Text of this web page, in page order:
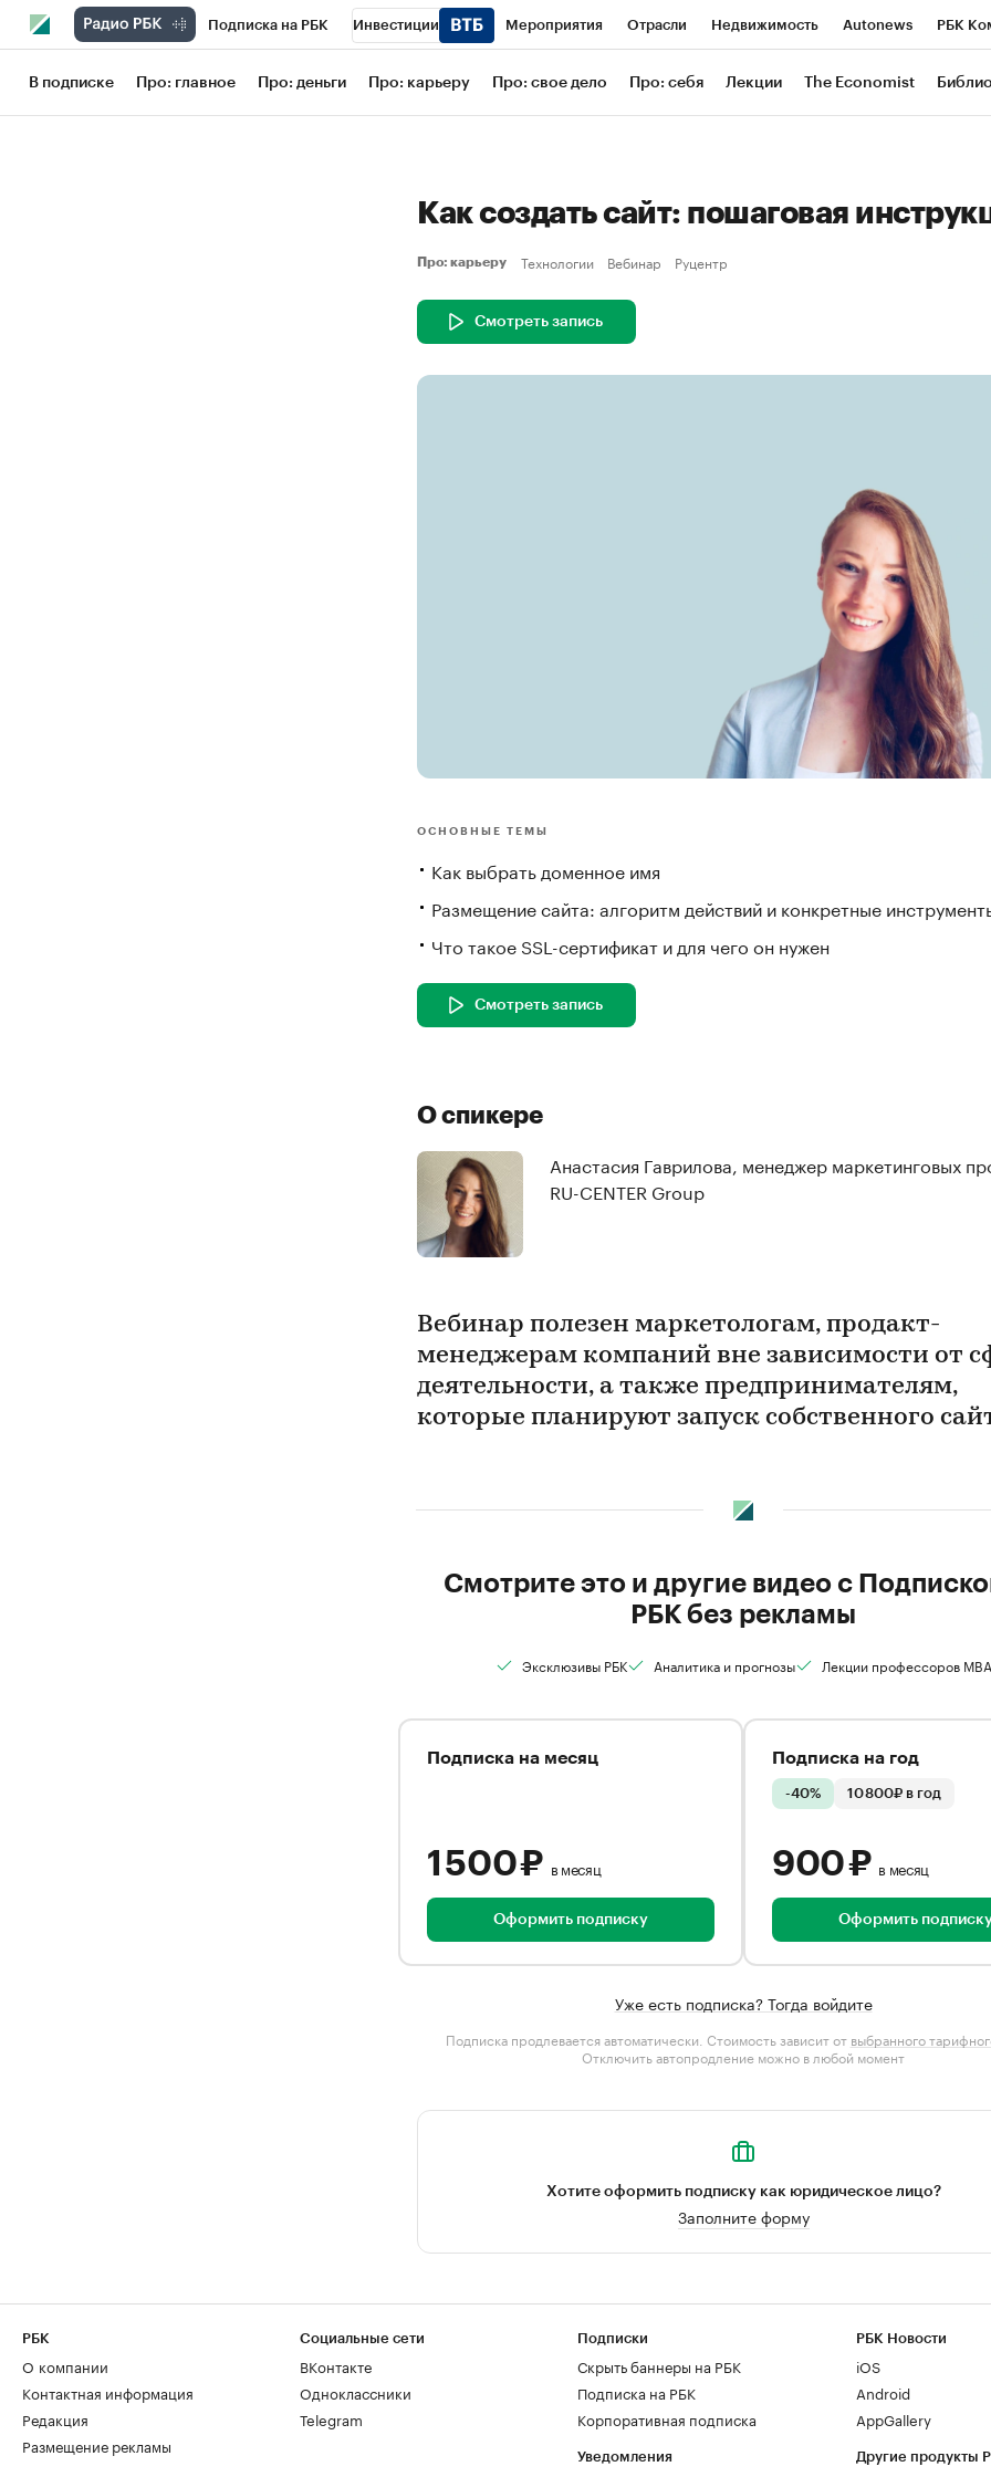
Подписка на РБК Инвестиции Мероприятия Отрасли Недвижимость Autonews РБК
Школа управления РБК РБК Образование РБК Life Тренды Визионеры
В подписке Про: главное Про: деньги Про: карьеру Про: свое дело Про: себя Лекции The Economist
Как создать сайт: пошаговая
Про: карьеру Технологии Вебинар Руцентр
Смотреть запись
ОСНОВНЫЕ ТЕМЫ
Как выбрать доменное имя
Размещение сайта: алгоритм действий и конкретные
Что такое SSL-сертификат и для чего он нужен
Смотреть запись
О спикере
Анастасия Гаврилова, менеджер маркетинговых
RU-CENTER Group
Вебинар полезен маркетологам, продакт-
менеджерам компаний вне зависимости от
деятельности, а также предпринимателям,
которые планируют запуск собственного
Смотрите это и другие видео с
РБК без рекламы
Эксклюзивы РБК Аналитика и прогнозы Лекции профессоров MBA
Подписка на месяц
1 500 ₽ в месяц
Оформить подписку
Подписка на год
-40% 10 800₽ в год
900 ₽ в месяц
Оформить
Уже есть подписка? Тогда войдите
Подписка продлевается автоматически. Стоимость зависит от выбранного
Отключить автопродление можно в любой момент
Хотите оформить подписку как юридическое лицо?
Заполните форму
РБК
О компании
Контактная информация
Редакция
Размещение рекламы
Социальные сети
ВКонтакте
Одноклассники
Telegram
Подписки
Скрыть баннеры на РБК
Подписка на РБК
Корпоративная подписка
Уведомления
РБК Новости
iOS
Android
AppGallery
Другие продукты